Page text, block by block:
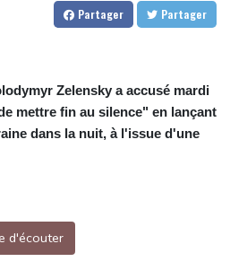
Partager Partager
Zelensky a accusé mardi
mettre fin au silence" en lançant
dans la nuit, à l'issue d'une
d'écouter